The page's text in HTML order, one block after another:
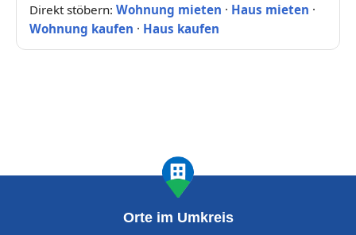
Direkt stöbern: Wohnung mieten · Haus mieten ·
Wohnung kaufen · Haus kaufen
Orte im Umkreis